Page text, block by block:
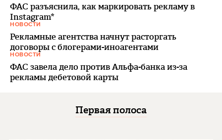
ФАС разъяснила, как маркировать рекламу в
Instagram*
НОВОСТИ
Рекламные агентства начнут расторгать
договоры с блогерами-иноагентами
НОВОСТИ
ФАС завела дело против Альфа-банка из-за
рекламы дебетовой карты
Первая полоса